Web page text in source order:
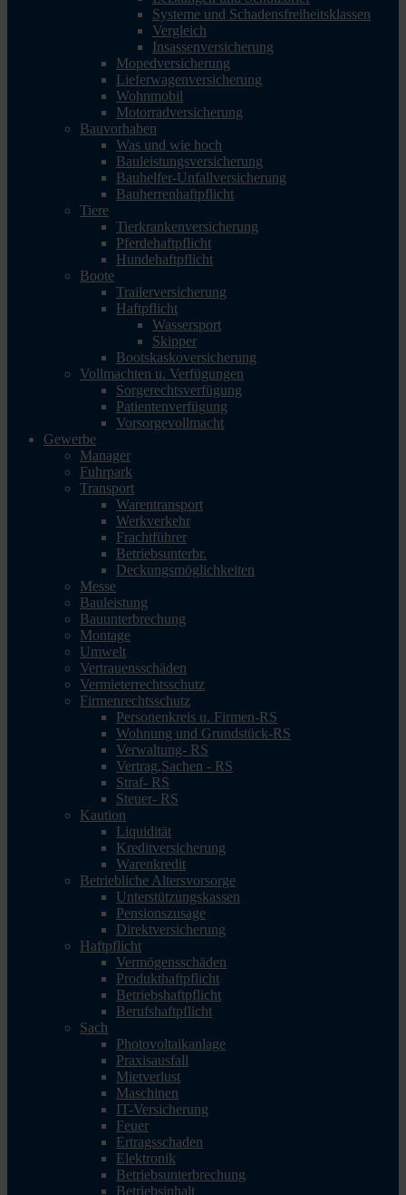
Systeme und Schadensfreiheitsklassen
Vergleich
Insassenversicherung
Mopedversicherung
Lieferwagenversicherung
Wohnmobil
Motorradversicherung
Bauvorhaben
Was und wie hoch
Bauleistungsversicherung
Bauhelfer-Unfallversicherung
Bauherrenhaftpflicht
Tiere
Tierkrankenversicherung
Pferdehaftpflicht
Hundehaftpflicht
Boote
Trailerversicherung
Haftpflicht
Wassersport
Skipper
Bootskaskoversicherung
Vollmachten u. Verfügungen
Sorgerechtsverfügung
Patientenverfügung
Vorsorgevollmacht
Gewerbe
Manager
Fuhrpark
Transport
Warentransport
Werkverkehr
Frachtführer
Betriebsunterbr.
Deckungsmöglichkeiten
Messe
Bauleistung
Bauunterbrechung
Montage
Umwelt
Vertrauensschäden
Vermieterrechtsschutz
Firmenrechtsschutz
Personenkreis u. Firmen-RS
Wohnung und Grundstück-RS
Verwaltung- RS
Vertrag,Sachen - RS
Straf- RS
Steuer- RS
Kaution
Liquidität
Kreditversicherung
Warenkredit
Betriebliche Altersvorsorge
Unterstützungskassen
Pensionszusage
Direktversicherung
Haftpflicht
Vermögensschäden
Produkthaftpflicht
Betriebshaftpflicht
Berufshaftpflicht
Sach
Photovoltaikanlage
Praxisausfall
Mietverlust
Maschinen
IT-Versicherung
Feuer
Ertragsschaden
Elektronik
Betriebsunterbrechung
Betriebsinhalt